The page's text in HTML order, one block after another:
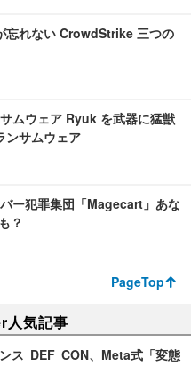
忘れない CrowdStrike 三つの
ムウェア Ryuk を武器に猛獣
ンサムウェア
ー犯罪集団「Magecart」あな
？
PageTop
気記事
ス DEF CON、Meta式「変態